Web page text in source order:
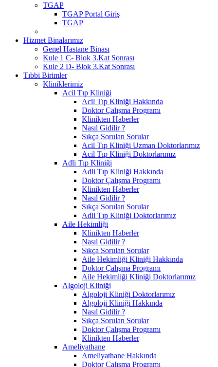
TGAP
TGAP Portal Giriş
TGAP
Hizmet Binalarımız
Genel Hastane Binası
Kule 1 C- Blok 3.Kat Sonrası
Kule 2 D- Blok 3.Kat Sonrası
Tıbbi Birimler
Kliniklerimiz
Acil Tıp Kliniği
Acil Tıp Kliniği Hakkında
Doktor Çalışma Programı
Klinikten Haberler
Nasıl Gidilir ?
Sıkça Sorulan Sorular
Acil Tıp Kliniği Uzman Doktorlarımız
Acil Tıp Kliniği Doktorlarımız
Adli Tıp Kliniği
Adli Tıp Kliniği Hakkında
Doktor Çalışma Programı
Klinikten Haberler
Nasıl Gidilir ?
Sıkça Sorulan Sorular
Adli Tıp Kliniği Doktorlarımız
Aile Hekimliği
Klinikten Haberler
Nasıl Gidilir ?
Sıkça Sorulan Sorular
Aile Hekimliği Kliniği Hakkında
Doktor Çalışma Programı
Aile Hekimliği Kliniği Doktorlarımız
Algoloji Kliniği
Algoloji Kliniği Doktorlarımız
Algoloji Kliniği Hakkında
Nasıl Gidilir ?
Sıkça Sorulan Sorular
Doktor Çalışma Programı
Klinikten Haberler
Ameliyathane
Ameliyathane Hakkında
Doktor Çalışma Programı